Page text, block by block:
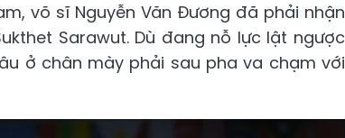
võ sĩ Nguyễn Văn Đương đã phải nhận
Sarawut. Dù đang nỗ lực lật ngược
ở chân mày phải sau pha va chạm với